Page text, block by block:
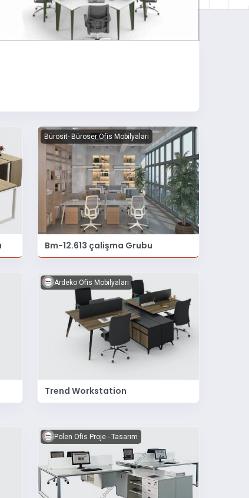
Bürosit- Büroser Ofis Mobilyaları
Bm-12.613 çalişma Grubu
Ardeko Ofis Mobilyaları
Trend Workstation
Polen Ofis Proje - Tasarım